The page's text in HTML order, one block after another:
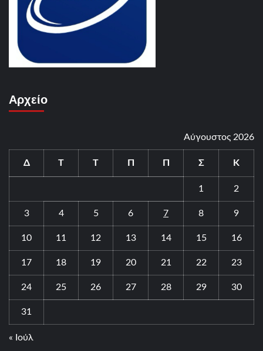
Αρχείο
Αύγουστος 2026
Δ Τ Τ Π Π Σ Κ
1 2
3 4 5 6 7 8 9
10 11 12 13 14 15 16
17 18 19 20 21 22 23
24 25 26 27 28 29 30
31
« Ιούλ